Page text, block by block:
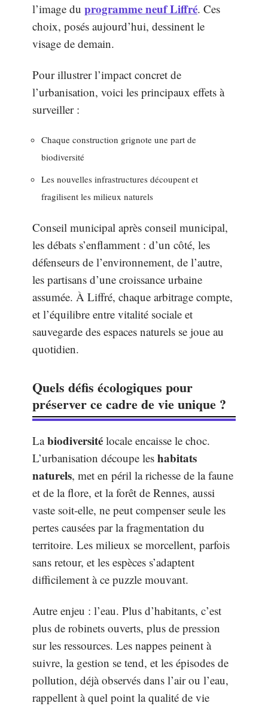
l’image du programme neuf Liffré. Ces
choix, posés aujourd’hui, dessinent le
visage de demain.
Pour illustrer l’impact concret de
l’urbanisation, voici les principaux effets à
surveiller :
Chaque construction grignote une part de
biodiversité
Les nouvelles infrastructures découpent et
fragilisent les milieux naturels
Conseil municipal après conseil municipal,
les débats s’enflamment : d’un côté, les
défenseurs de l’environnement, de l’autre,
les partisans d’une croissance urbaine
assumée. À Liffré, chaque arbitrage compte,
et l’équilibre entre vitalité sociale et
sauvegarde des espaces naturels se joue au
quotidien.
Quels défis écologiques pour
préserver ce cadre de vie unique ?
Labiodiversité locale encaisse le choc.
L’urbanisation découpe les habitats
naturels, met en péril la richesse de la faune
et de la flore, et la forêt de Rennes, aussi
vaste soit-elle, ne peut compenser seule les
pertes causées par la fragmentation du
territoire. Les milieux se morcellent, parfois
sans retour, et les espèces s’adaptent
difficilement à ce puzzle mouvant.
Autre enjeu : l’eau. Plus d’habitants, c’est
plus de robinets ouverts, plus de pression
sur les ressources. Les nappes peinent à
suivre, la gestion se tend, et les épisodes de
pollution, déjà observés dans l’air ou l’eau,
rappellent à quel point la qualité de vie